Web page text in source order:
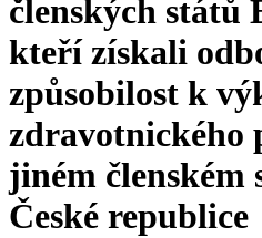
členských států
kteří získali
způsobilost k
zdravotnického
jiném členském
České republice